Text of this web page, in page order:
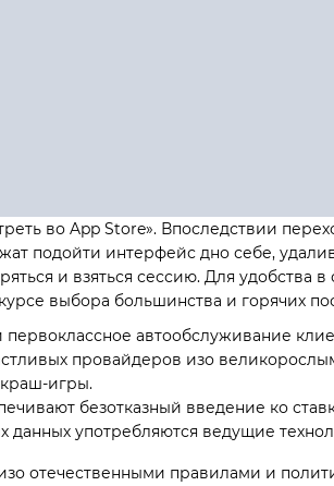
во App Store». Впоследствии
подойти интерфейс дно себе,
и взяться сессию. Для удобства
выбора большинства и горячих
автообслуживание
провайдеров изо
игры.
безотказный введение ко
употребляются ведущие
отечественными правилами и